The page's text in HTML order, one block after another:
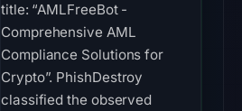
title: “AMLFreeBot -
Comprehensive AML
Compliance Solutions for
Crypto”. PhishDestroy
classified the observed